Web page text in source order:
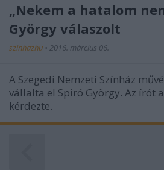
„Nekem a hatalom
György válaszolt
szinhazhu • 2016. március 06.
A Szegedi Nemzeti Színház
vállalta el Spiró György. Az írót
kérdezte.